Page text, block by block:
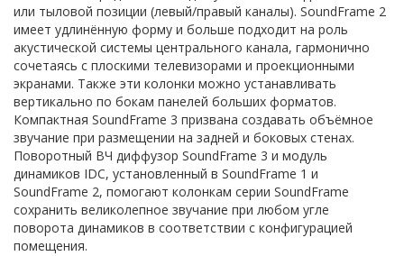
или тыловой позиции (левый/правый каналы). SoundFrame 2
имеет удлинённую форму и больше подходит на роль
акустической системы центрального канала, гармонично
сочетаясь с плоскими телевизорами и проекционными
экранами. Также эти колонки можно устанавливать
вертикально по бокам панелей больших форматов.
Компактная SoundFrame 3 призвана создавать объёмное
звучание при размещении на задней и боковых стенах.
Поворотный ВЧ диффузор SoundFrame 3 и модуль
динамиков IDC, установленный в SoundFrame 1 и
SoundFrame 2, помогают колонкам серии SoundFrame
сохранить великолепное звучание при любом угле
поворота динамиков в соответствии с конфигурацией
помещения.